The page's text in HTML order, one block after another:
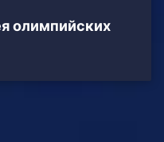
олимпийских